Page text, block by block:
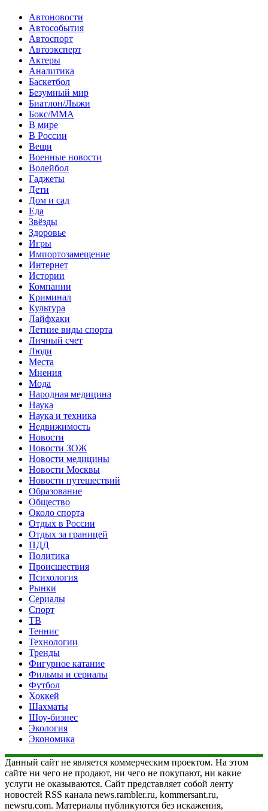
Автоновости
Автособытия
Автоспорт
Автоэксперт
Актеры
Аналитика
Баскетбол
Безумный мир
Биатлон/Лыжи
Бокс/MMA
В мире
В России
Вещи
Военные новости
Волейбол
Гаджеты
Дети
Дом и сад
Еда
Звёзды
Здоровье
Игры
Импортозамещение
Интернет
Истории
Компании
Криминал
Культура
Лайфхаки
Летние виды спорта
Личный счет
Люди
Места
Мнения
Мода
Народная медицина
Наука
Наука и техника
Недвижимость
Новости
Новости ЗОЖ
Новости медицины
Новости Москвы
Новости путешествий
Образование
Общество
Около спорта
Отдых в России
Отдых за границей
ПДД
Политика
Происшествия
Психология
Рынки
Сериалы
Спорт
ТВ
Теннис
Технологии
Тренды
Фигурное катание
Фильмы и сериалы
Футбол
Хоккей
Шахматы
Шоу-бизнес
Экология
Экономика
Данный сайт не является коммерческим проектом. На этом
сайте ни чего не продают, ни чего не покупают, ни какие
услуги не оказываются. Сайт представляет собой ленту
новостей RSS канала news.rambler.ru, kommersant.ru,
newsru.com. Материалы публикуются без искажения,